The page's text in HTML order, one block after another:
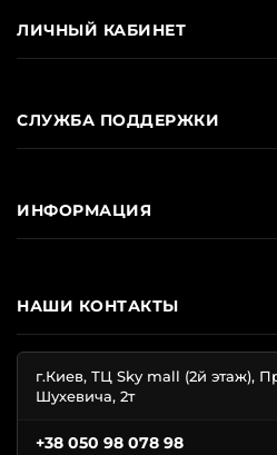
НАШИ КОНТАКТЫ
г.Киев, ТЦ Sky mall (2й этаж),
Шухевича, 2т
+38 050 98 078 98
ЛИЧНЫЙ КАБИНЕТ
СЛУЖБА ПОДДЕРЖКИ
ИНФОРМАЦИЯ